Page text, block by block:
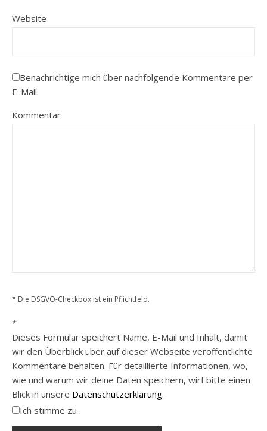
Website
Benachrichtige mich über nachfolgende Kommentare per
E-Mail.
Kommentar
* Die DSGVO-Checkbox ist ein Pflichtfeld.
*
Dieses Formular speichert Name, E-Mail und Inhalt, damit
wir den Überblick über auf dieser Webseite veröffentlichte
Kommentare behalten. Für detaillierte Informationen, wo,
wie und warum wir deine Daten speichern, wirf bitte einen
Blick in unsere Datenschutzerklärung.
Ich stimme zu .